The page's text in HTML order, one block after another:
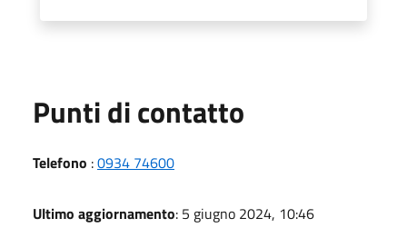
Punti di contatto
Telefono :0934 74600
Ultimo aggiornamento: 5 giugno 2024, 10:46